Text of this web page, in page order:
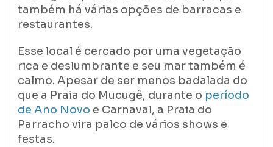
também há várias opções de barracas e
restaurantes.
Esse local é cercado por uma vegetação
rica e deslumbrante e seu mar também é
calmo. Apesar de ser menos badalada do
que a Praia do Mucugê, durante o período
de Ano Novo e Carnaval, a Praia do
Parracho vira palco de vários shows e
festas.